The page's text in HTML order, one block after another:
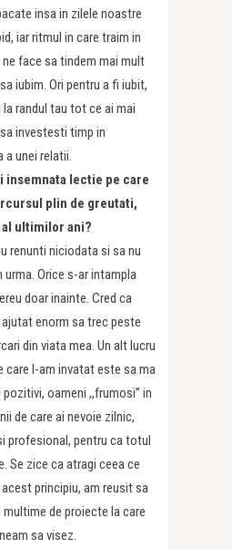
insa in zilele noastre
iar ritmul in care traim in
face sa tindem mai mult
iubim. Ori pentru a fi iubit,
randul tau tot ce ai mai
investesti timp in
unei relatii.
insemnata lectie pe care
plin de greutati,
ultimilor ani?
renunti niciodata si sa nu
Orice s-ar intampla
doar inainte. Cred ca
enorm sa trec peste
din viata mea. Un alt lucru
l-am invatat este sa ma
oameni ,,frumosi’’ in
de care ai nevoie zilnic,
profesional, pentru ca totul
Se zice ca atragi ceea ce
principiu, am reusit sa
de proiecte la care
sa visez.